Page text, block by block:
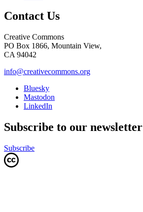
Contact Us
Creative Commons
PO Box 1866, Mountain View,
CA 94042
info@creativecommons.org
Bluesky
Mastodon
LinkedIn
Subscribe to our newsletter
Subscribe